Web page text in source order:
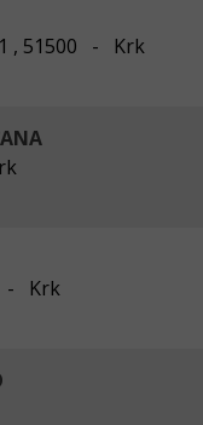
, 51500 - Krk
- Krk